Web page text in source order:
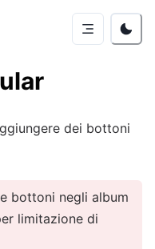
dei bottoni
bottoni negli album
limitazione di